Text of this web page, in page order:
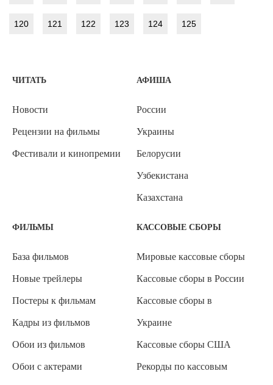
120 121 122 123 124 125
ЧИТАТЬ
Новости
Рецензии на фильмы
Фестивали и кинопремии
АФИША
России
Украины
Белорусии
Узбекистана
Казахстана
ФИЛЬМЫ
База фильмов
Новые трейлеры
Постеры к фильмам
Кадры из фильмов
Обои из фильмов
Обои с актерами
КАССОВЫЕ СБОРЫ
Мировые кассовые сборы
Кассовые сборы в России
Кассовые сборы в
Украине
Кассовые сборы США
Рекорды по кассовым